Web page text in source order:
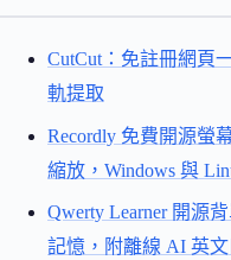
CutCut：免註冊網頁
軌提取
Recordly 免費開源螢
縮放，Windows 與
Qwerty Learner 開源
記憶，附離線 AI 英